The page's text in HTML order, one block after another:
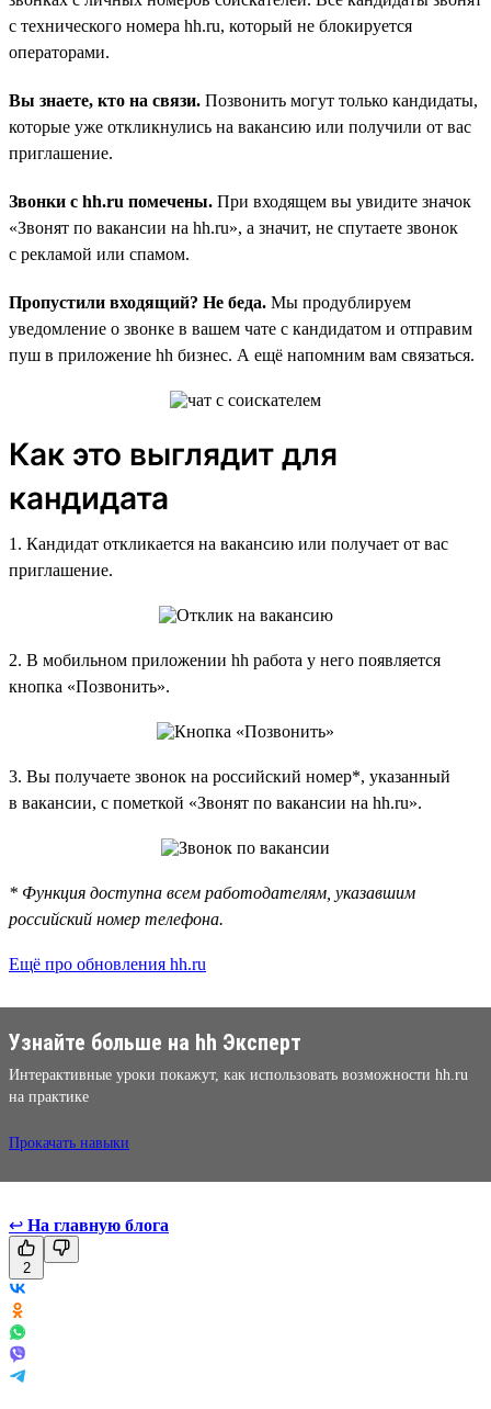
с технического номера hh.ru, который не блокируется
операторами.
Вы знаете, кто на связи. Позвонить могут только кандидаты,
которые уже откликнулись на вакансию или получили от вас
приглашение.
Звонки с hh.ru помечены. При входящем вы увидите значок
«Звонят по вакансии на hh.ru», а значит, не спутаете звонок
с рекламой или спамом.
Пропустили входящий? Не беда. Мы продублируем
уведомление о звонке в вашем чате с кандидатом и отправим
пуш в приложение hh бизнес. А ещё напомним вам связаться.
Как это выглядит для
кандидата
1. Кандидат откликается на вакансию или получает от вас
приглашение.
2. В мобильном приложении hh работа у него появляется
кнопка «Позвонить».
3. Вы получаете звонок на российский номер*, указанный
в вакансии, с пометкой «Звонят по вакансии на hh.ru».
* Функция доступна всем работодателям, указавшим
российский номер телефона.
Ещё про обновления hh.ru
Узнайте больше на hh Эксперт
Интерактивные уроки покажут, как использовать возможности hh.ru
на практике
Прокачать навыки
↩ На главную блога
2